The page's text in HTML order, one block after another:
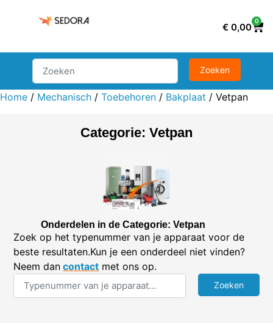
€ 0,00
0
Home / Mechanisch / Toebehoren / Bakplaat / Vetpan
Categorie: Vetpan
Onderdelen in de Categorie: Vetpan
Zoek op het typenummer van je apparaat voor de
beste resultaten.Kun je een onderdeel niet vinden?
Neem dan contact met ons op.